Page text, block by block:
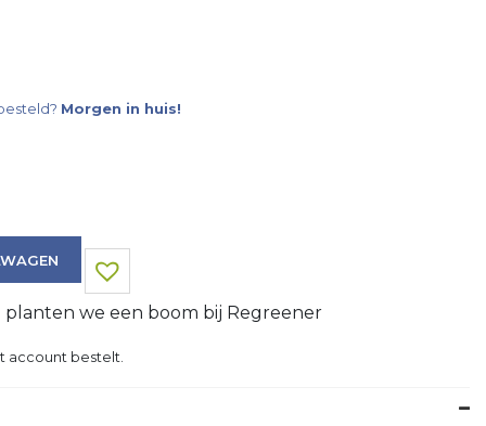
Morgen in huis!
we een boom bij Regreener
account bestelt.